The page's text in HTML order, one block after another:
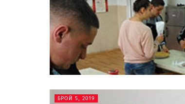
БРОЙ 5, 2019